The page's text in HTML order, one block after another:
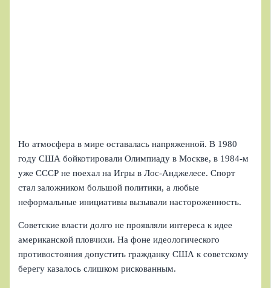
Но атмосфера в мире оставалась напряженной. В 1980
году США бойкотировали Олимпиаду в Москве, в 1984-м
уже СССР не поехал на Игры в Лос-Анджелесе. Спорт
стал заложником большой политики, а любые
неформальные инициативы вызывали настороженность.
Советские власти долго не проявляли интереса к идее
американской пловчихи. На фоне идеологического
противостояния допустить гражданку США к советскому
берегу казалось слишком рискованным.